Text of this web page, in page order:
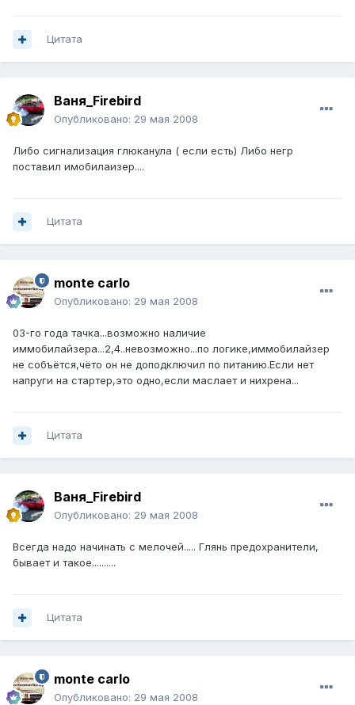
Цитата
Ваня_Firebird
Опубликовано: 29 мая 2008
Либо сигнализация глюканула ( если есть) Либо негр
поставил имобилаизер....
Цитата
monte carlo
Опубликовано: 29 мая 2008
03-го года тачка...возможно наличие
иммобилайзера...2,4..невозможно...по логике,иммобилайзер
не собъётся,чёто он не доподключил по питанию.Если нет
напруги на стартер,это одно,если маслает и нихрена...
Цитата
Ваня_Firebird
Опубликовано: 29 мая 2008
Всегда надо начинать с мелочей..... Глянь предохранители,
бывает и такое..........
Цитата
monte carlo
Опубликовано: 29 мая 2008